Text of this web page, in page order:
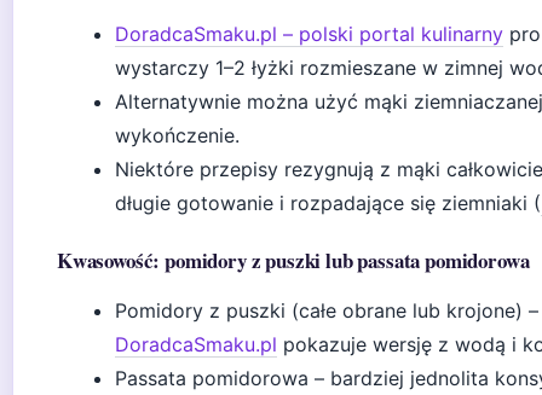
DoradcaSmaku.pl – polski portal kulinarny
wystarczy 1–2 łyżki rozmieszane w zimnej
Alternatywnie można użyć mąki
wykończenie.
Niektóre przepisy rezygnują z mąki
długie gotowanie i rozpadające się ziemniaki (
Kwasowość: pomidory z puszki lub passata pomidorowa
Pomidory z puszki (całe obrane lub krojone)
DoradcaSmaku.pl pokazuje wersję z wodą i
Passata pomidorowa – bardziej jednolita